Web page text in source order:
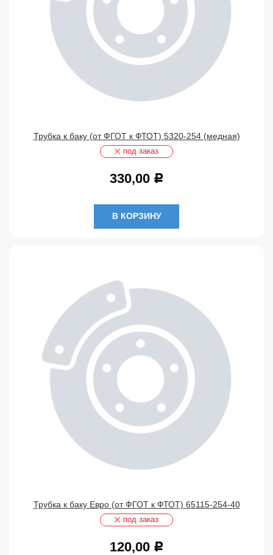
Трубка к баку (от ФГОТ к ФТОТ) 5320-254 (медная)
под заказ
330,00 Р
В КОРЗИНУ
Трубка к баку Евро (от ФГОТ к ФТОТ) 65115-254-40
под заказ
120,00 Р